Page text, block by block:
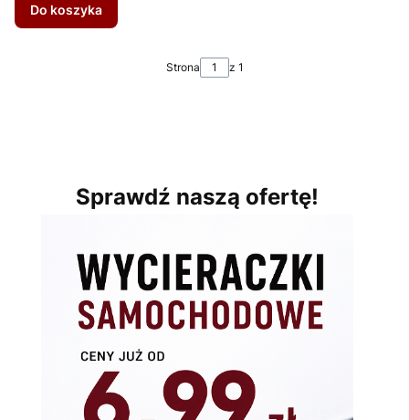
Do koszyka
Strona z 1
Sprawdź naszą ofertę!